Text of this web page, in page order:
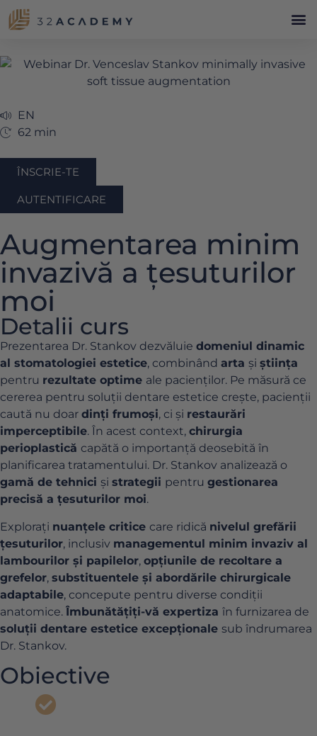
EN
62 min
ÎNSCRIE-TE
AUTENTIFICARE
Augmentarea minim
invazivă a țesuturilor
moi
Detalii curs
Prezentarea Dr. Stankov dezvăluie domeniul dinamic
al stomatologiei estetice, combinând arta și știința
pentru rezultate optime ale pacienților. Pe măsură ce
cererea pentru soluții dentare estetice crește, pacienții
caută nu doar dinți frumoși, ci și restaurări
imperceptibile. În acest context, chirurgia
perioplastică capătă o importanță deosebită în
planificarea tratamentului. Dr. Stankov analizează o
gamă de tehnici și strategii pentru gestionarea
precisă a țesuturilor moi.
Explorați nuanțele critice care ridică nivelul grefării
țesuturilor, inclusiv managementul minim invaziv al
lambourilor și papilelor, opțiunile de recoltare a
grefelor, substituentele și abordările chirurgicale
adaptabile, concepute pentru diverse condiții
anatomice. Îmbunătățiți-vă expertiza în furnizarea de
soluții dentare estetice excepționale sub îndrumarea
Dr. Stankov.
Obiective